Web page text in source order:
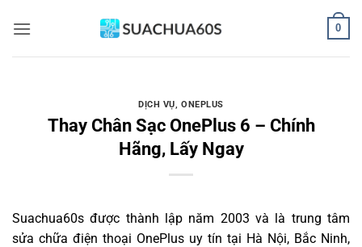
qua
0
DỊCH VỤ,ONEPLUS
Thay Chân Sạc OnePlus 6 – Chính
Hãng, Lấy Ngay
Suachua60s được thành lập năm 2003 và là trung tâm
sửa chữa điện thoại OnePlus uy tín tại Hà Nội, Bắc Ninh,